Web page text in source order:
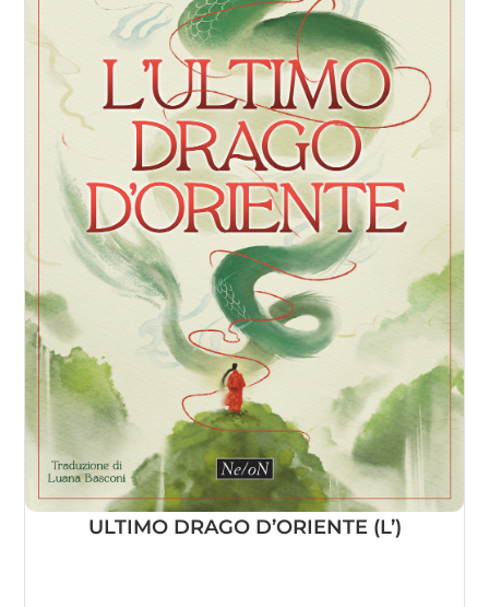
ULTIMO DRAGO D’ORIENTE (L’)